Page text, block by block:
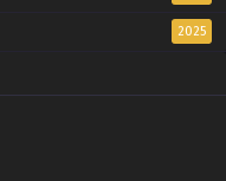
2025